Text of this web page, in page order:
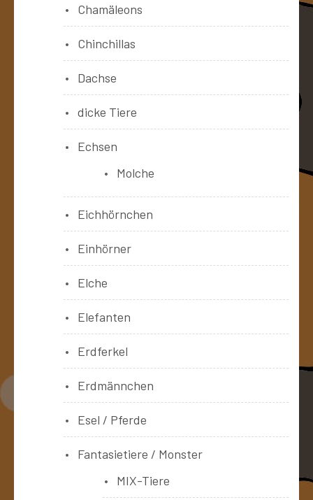
Chamäleons
Chinchillas
Dachse
dicke Tiere
Echsen
Molche
Eichhörnchen
Einhörner
Elche
Elefanten
Erdferkel
Erdmännchen
Esel / Pferde
Fantasietiere / Monster
MIX-Tiere